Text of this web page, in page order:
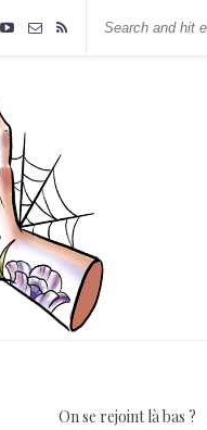
On se rejoint là bas ?